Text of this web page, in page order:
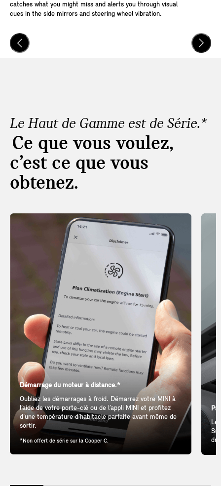
catches what you might miss and alerts you through visual
cues in the side mirrors and steering wheel vibration.
Le Haut de Gamme est de Série.*
Ce que vous voulez,
c’est ce que vous
obtenez.
Démarrage du moteur à distance.*
Oubliez les démarrages à froid. Démarrez votre MINI à
l’aide de votre porte-clé ou de l’appli MINI et profitez
d’une température d’habitacle parfaite avant même de
sortir.
*Non offert de série sur la Cooper C.